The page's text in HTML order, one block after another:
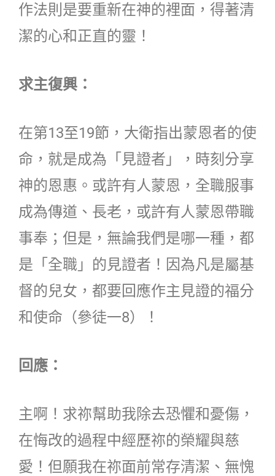
作法則是要重新在神的裡面，得著清
潔的心和正直的靈！
求主復興：
在第13至19節，大衛指出蒙恩者的使
命，就是成為「見證者」，時刻分享
神的恩惠。或許有人蒙恩，全職服事
成為傳道、長老，或許有人蒙恩帶職
事奉；但是，無論我們是哪一種，都
是「全職」的見證者！因為凡是屬基
督的兒女，都要回應作主見證的福分
和使命（參徒一8）！
回應：
主啊！求祢幫助我除去恐懼和憂傷，
在悔改的過程中經歷祢的榮耀與慈
愛！但願我在祢面前常存清潔、無愧